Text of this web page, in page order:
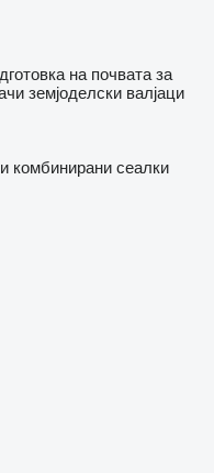
на почвата за
земјоделски валјаци
комбинирани сеалки